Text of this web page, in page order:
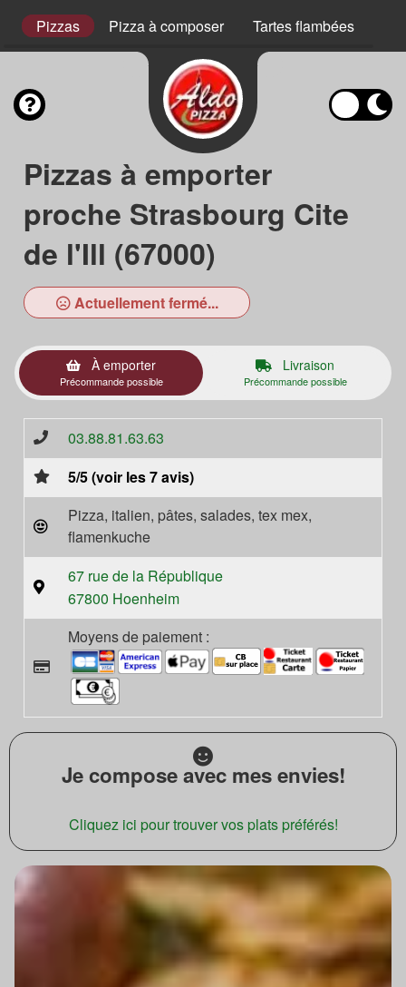
Pizzas Pizza à composer Tartes flambées
Pizzas à emporter
proche Strasbourg Cite
de l'Ill (67000)
Actuellement fermé...
À emporter
Précommande possible
Livraison
Précommande possible
03.88.81.63.63
5/5 (voir les 7 avis)
Pizza, italien, pâtes, salades, tex mex,
flamenkuche
67 rue de la République
67800 Hoenheim
Moyens de paiement :
Je compose avec mes envies!
Cliquez ici pour trouver vos plats préférés!